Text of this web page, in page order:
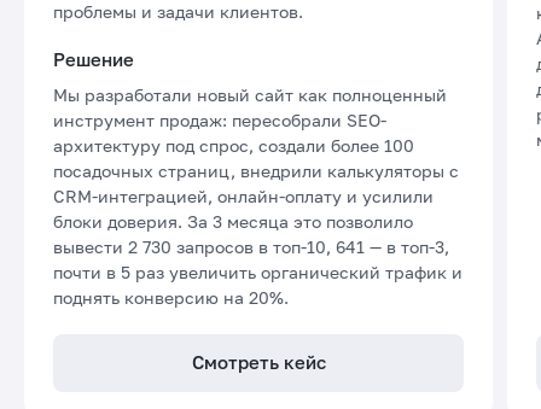
Смотреть кейс
проблемы и задачи клиентов.
Решение
Мы разработали новый сайт как полноценный
инструмент продаж: пересобрали SEO-
архитектуру под спрос, создали более 100
посадочных страниц, внедрили калькуляторы с
CRM-интеграцией, онлайн-оплату и усилили
блоки доверия. За 3 месяца это позволило
вывести 2 730 запросов в топ-10, 641 — в топ-3,
почти в 5 раз увеличить органический трафик и
поднять конверсию на 20%.